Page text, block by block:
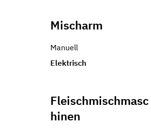
Mischarm
Manuell
Elektrisch
Fleischmischmasc
hinen